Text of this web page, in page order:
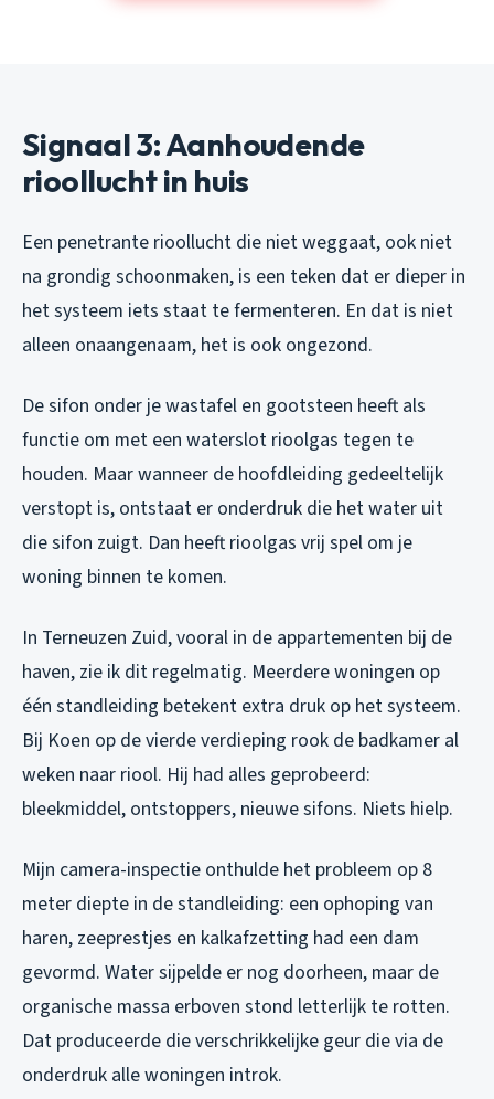
Signaal 3: Aanhoudende
rioollucht in huis
Een penetrante rioollucht die niet weggaat, ook niet
na grondig schoonmaken, is een teken dat er dieper in
het systeem iets staat te fermenteren. En dat is niet
alleen onaangenaam, het is ook ongezond.
De sifon onder je wastafel en gootsteen heeft als
functie om met een waterslot rioolgas tegen te
houden. Maar wanneer de hoofdleiding gedeeltelijk
verstopt is, ontstaat er onderdruk die het water uit
die sifon zuigt. Dan heeft rioolgas vrij spel om je
woning binnen te komen.
In Terneuzen Zuid, vooral in de appartementen bij de
haven, zie ik dit regelmatig. Meerdere woningen op
één standleiding betekent extra druk op het systeem.
Bij Koen op de vierde verdieping rook de badkamer al
weken naar riool. Hij had alles geprobeerd:
bleekmiddel, ontstoppers, nieuwe sifons. Niets hielp.
Mijn camera-inspectie onthulde het probleem op 8
meter diepte in de standleiding: een ophoping van
haren, zeeprestjes en kalkafzetting had een dam
gevormd. Water sijpelde er nog doorheen, maar de
organische massa erboven stond letterlijk te rotten.
Dat produceerde die verschrikkelijke geur die via de
onderdruk alle woningen introk.